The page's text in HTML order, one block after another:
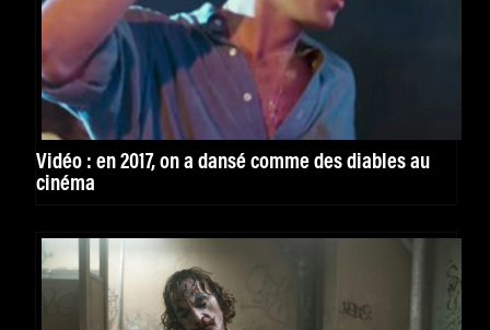
Vidéo : en 2017, on a dansé comme des diables au
cinéma